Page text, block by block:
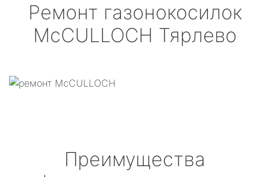
Ремонт газонокосилок
McCULLOCH Тярлево
Преимущества